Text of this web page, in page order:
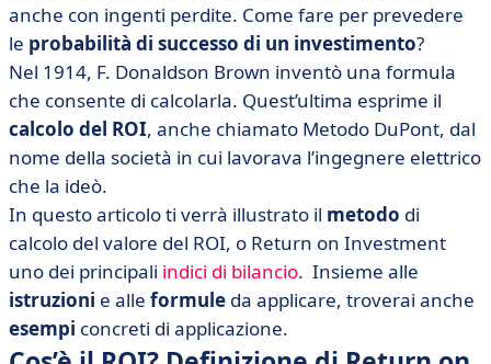
• Come si esegue il calcolo del ROI? Istruzioni e
formula
• Esempi pratici di applicazione del calcolo del ROI
• Esempio di calcolo ROI
• Limiti del calcolo del ROI
• Come fare per aumentare il ROI e massimizzare il suo
potenziale?
anche con ingenti perdite. Come fare per prevedere
le probabilità di successo di un investimento?
Nel 1914, F. Donaldson Brown inventò una formula
che consente di calcolarla. Quest’ultima esprime il
calcolo del ROI, anche chiamato Metodo DuPont, dal
nome della società in cui lavorava l’ingegnere elettrico
che la ideò.
In questo articolo ti verrà illustrato il metodo di
calcolo del valore del ROI, o Return on Investment
uno dei principali indici di bilancio. Insieme alle
istruzioni e alle formule da applicare, troverai anche
esempi concreti di applicazione.